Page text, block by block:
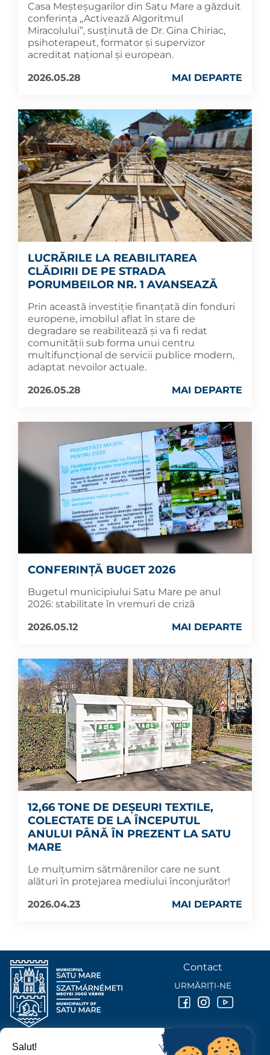
Casa Meșteșugarilor din Satu Mare a găzduit
conferința „Activează Algoritmul
Miracolului”, susținută de Dr. Gina Chiriac,
psihoterapeut, formator și supervizor
acreditat național și european.
2026.05.28
MAI DEPARTE
LUCRĂRILE LA REABILITAREA
CLĂDIRII DE PE STRADA
PORUMBEILOR NR. 1 AVANSEAZĂ
Prin această investiție finanțată din fonduri
europene, imobilul aflat în stare de
degradare se reabilitează și va fi redat
comunității sub forma unui centru
multifuncțional de servicii publice modern,
adaptat nevoilor actuale.
2026.05.28
MAI DEPARTE
CONFERINȚĂ BUGET 2026
Bugetul municipiului Satu Mare pe anul
2026: stabilitate în vremuri de criză
2026.05.12
MAI DEPARTE
12,66 TONE DE DEȘEURI TEXTILE,
COLECTATE DE LA ÎNCEPUTUL
ANULUI PÂNĂ ÎN PREZENT LA SATU
MARE
Le mulțumim sătmărenilor care ne sunt
alături în protejarea mediului înconjurător!
2026.04.23
MAI DEPARTE
PRIMĂRIA MUNICIPIULUI
Contact
URMĂRIȚI-NE
Salut!